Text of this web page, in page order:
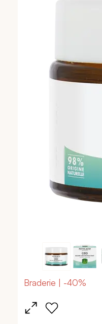
Braderie | -40%
Passer
au